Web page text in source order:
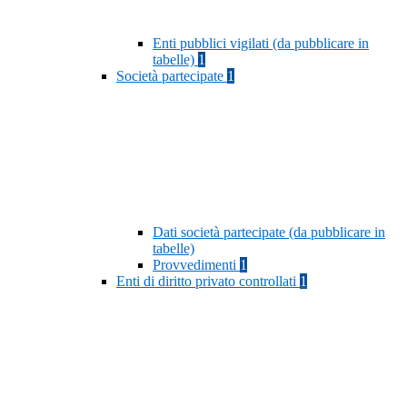
Enti pubblici vigilati (da pubblicare in
tabelle) 1
Società partecipate 1
Dati società partecipate (da pubblicare in
tabelle)
Provvedimenti 1
Enti di diritto privato controllati 1